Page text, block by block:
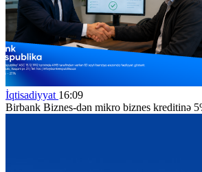
İqtisadiyyat 16:09
Birbank Biznes-dən mikro biznes kreditinə